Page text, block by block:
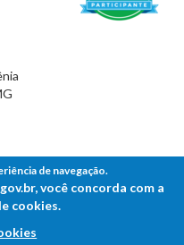
de navegação.
você concorda com a
cookies.